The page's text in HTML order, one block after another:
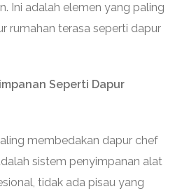
Ini adalah elemen yang paling
rumahan terasa seperti dapur
Seperti Dapur
membedakan dapur chef
sistem penyimpanan alat
tidak ada pisau yang